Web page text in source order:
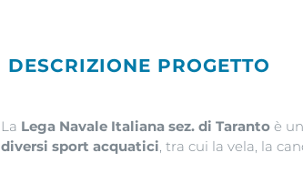
DESCRIZIONE PROGETTO
La Lega Navale Italiana sez. di Taranto è
diversi sport acquatici, tra cui la vela, la